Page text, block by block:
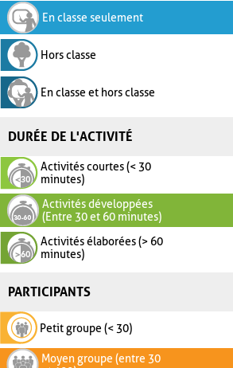
En classe seulement
Hors classe
En classe et hors classe
DURÉE DE L'ACTIVITÉ
Activités courtes (< 30
minutes)
Activités développées
(Entre 30 et 60 minutes)
Activités élaborées (> 60
minutes)
PARTICIPANTS
Petit groupe (< 30)
Moyen groupe (entre 30